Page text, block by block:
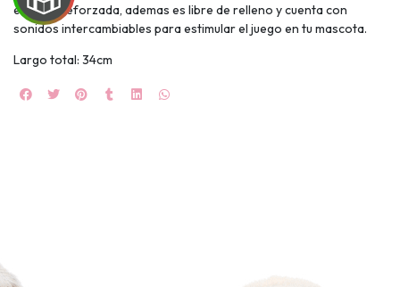
externa reforzada, ademas es libre de relleno y cuenta con
sonidos intercambiables para estimular el juego en tu mascota.
Largo total: 34cm